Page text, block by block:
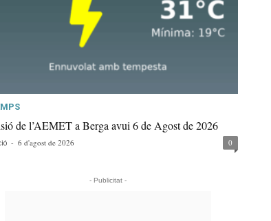
de l’AEMET a Berga avui 6 de Agost de 2026
- 6 d'agost de 2026 0
- Publicitat -